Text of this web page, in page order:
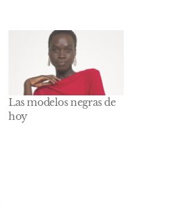
Las modelos negras de
hoy